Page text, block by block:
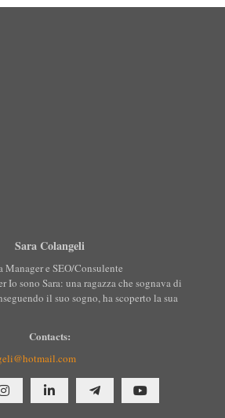
Sara Colangeli
e SEO/Consulente
sono Sara: una ragazza che sognava di
il suo sogno, ha scoperto la sua
Contacts: